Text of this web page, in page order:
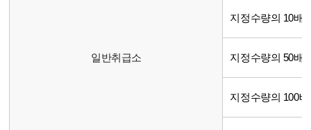
일반취급소
지정수량의 10배
지정수량의 50배
지정수량의 100